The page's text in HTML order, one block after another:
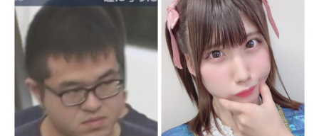
IT Times
生成式AI與雲端應用
Enterprise Digital Transformation